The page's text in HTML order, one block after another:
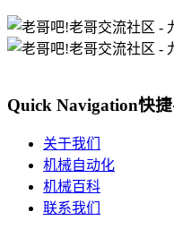
Quick Navigation快
关于我们
机械自动化
机械百科
联系我们